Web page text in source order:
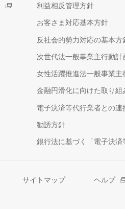
利益相反管理方針
お客さま対応基本方針
反社会的勢力対応の基本方
次世代法一般事業主行動計
女性活躍推進法一般事業主
金融円滑化に向けた取り組
電子決済等代行業者との連
勧誘方針
銀行法に基づく「電子決
サイトマップ ヘルプ